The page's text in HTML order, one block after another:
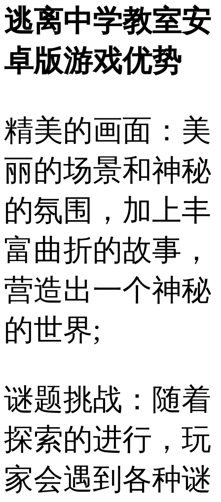
逃离中学教室安
卓版游戏优势
精美的画面：美
丽的场景和神秘
的氛围，加上丰
富曲折的故事，
营造出一个神秘
的世界;
谜题挑战：随着
探索的进行，玩
家会遇到各种谜